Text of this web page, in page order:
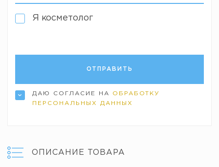
Я косметолог
ДАЮ СОГЛАСИЕ НА ОБРАБОТКУ
ПЕРСОНАЛЬНЫХ ДАННЫХ
ОПИСАНИЕ ТОВАРА